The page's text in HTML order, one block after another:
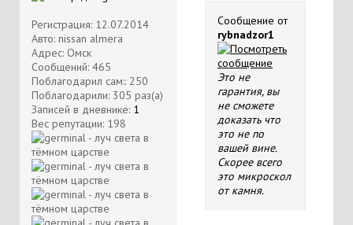
Регистрация: 12.07.2014
Авто: nissan almera
Адрес: Омск
Сообщений: 465
Поблагодарил сам:: 250
Поблагодарили: 305 раз(а)
Записей в дневнике: 1
Вес репутации: 198
Сообщение от
rybnadzor1
Это не
гарантия, вы
не сможете
доказать что
это не по
вашей вине.
Скорее всего
это микроскол
от камня.